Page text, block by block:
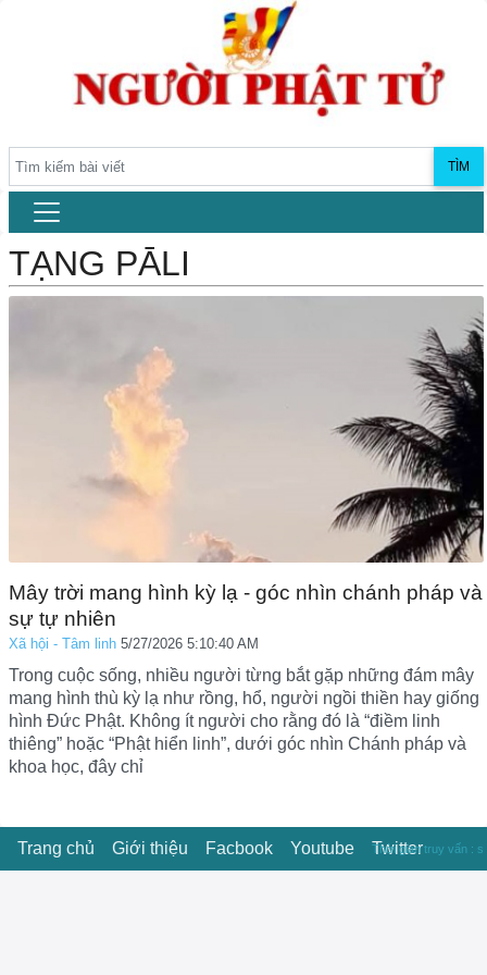
TÌM
TẠNG PĀLI
Mây trời mang hình kỳ lạ - góc nhìn chánh pháp và
sự tự nhiên
Xã hội - Tâm linh 5/27/2026 5:10:40 AM
Trong cuộc sống, nhiều người từng bắt gặp những đám mây
mang hình thù kỳ lạ như rồng, hổ, người ngồi thiền hay giống
hình Đức Phật. Không ít người cho rằng đó là “điềm linh
thiêng” hoặc “Phật hiển linh”, dưới góc nhìn Chánh pháp và
khoa học, đây chỉ
Trang chủ Giới thiệu Facbook Youtube Twitter
Thời gian truy vấn : s